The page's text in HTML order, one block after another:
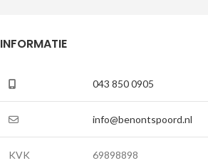
INFORMATIE
043 850 0905
info@benontspoord.nl
KVK 69898898